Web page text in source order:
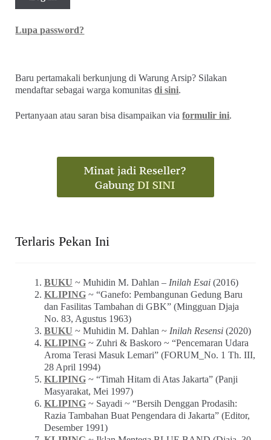
Lupa password?
Baru pertamakali berkunjung di Warung Arsip? Silakan
mendaftar sebagai warga komunitasdi sini.
Pertanyaan atau saran bisa disampaikan viaformulir ini.
Terlaris Pekan Ini
BUKU ~ Muhidin M. Dahlan – Inilah Esai(2016)
KLIPING~ “Ganefo: Pembangunan Gedung Baru
dan Fasilitas Tambahan di GBK” (Mingguan Djaja
No. 83, Agustus 1963)
BUKU ~ Muhidin M. Dahlan ~ Inilah Resensi(2020)
KLIPING~ Zuhri & Baskoro ~ “Pencemaran Udara
Aroma Terasi Masuk Lemari” (FORUM_No. 1 Th. III,
28 April 1994)
KLIPING~ “Timah Hitam di Atas Jakarta” (Panji
Masyarakat, Mei 1997)
KLIPING~ Sayadi ~ “Bersih Denggan Prodasih:
Razia Tambahan Buat Pengendara di Jakarta” (Editor,
Desember 1991)